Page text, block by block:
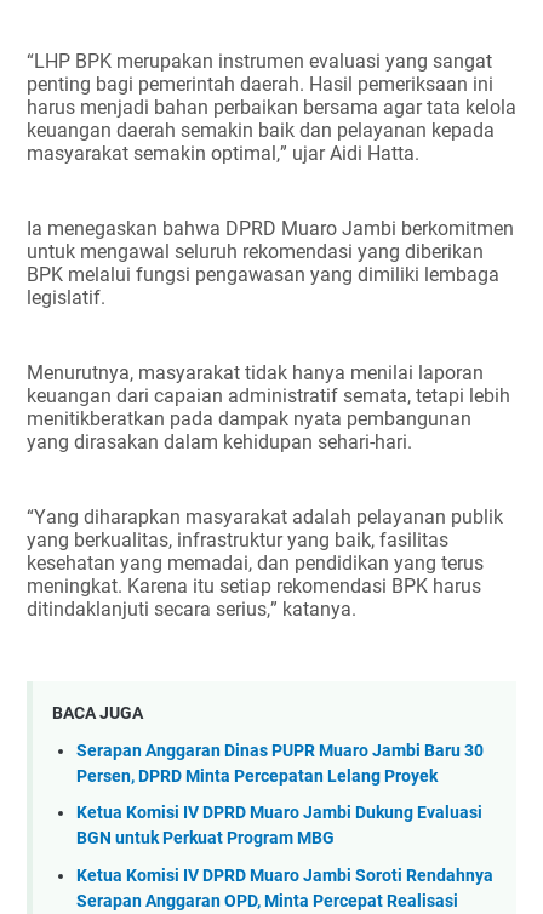
“LHP BPK merupakan instrumen evaluasi yang sangat
penting bagi pemerintah daerah. Hasil pemeriksaan ini
harus menjadi bahan perbaikan bersama agar tata kelola
keuangan daerah semakin baik dan pelayanan kepada
masyarakat semakin optimal,” ujar Aidi Hatta.
Ia menegaskan bahwa DPRD Muaro Jambi berkomitmen
untuk mengawal seluruh rekomendasi yang diberikan
BPK melalui fungsi pengawasan yang dimiliki lembaga
legislatif.
Menurutnya, masyarakat tidak hanya menilai laporan
keuangan dari capaian administratif semata, tetapi lebih
menitikberatkan pada dampak nyata pembangunan
yang dirasakan dalam kehidupan sehari-hari.
“Yang diharapkan masyarakat adalah pelayanan publik
yang berkualitas, infrastruktur yang baik, fasilitas
kesehatan yang memadai, dan pendidikan yang terus
meningkat. Karena itu setiap rekomendasi BPK harus
ditindaklanjuti secara serius,” katanya.
BACA JUGA
Serapan Anggaran Dinas PUPR Muaro Jambi Baru 30
Persen, DPRD Minta Percepatan Lelang Proyek
Ketua Komisi IV DPRD Muaro Jambi Dukung Evaluasi
BGN untuk Perkuat Program MBG
Ketua Komisi IV DPRD Muaro Jambi Soroti Rendahnya
Serapan Anggaran OPD, Minta Percepat Realisasi